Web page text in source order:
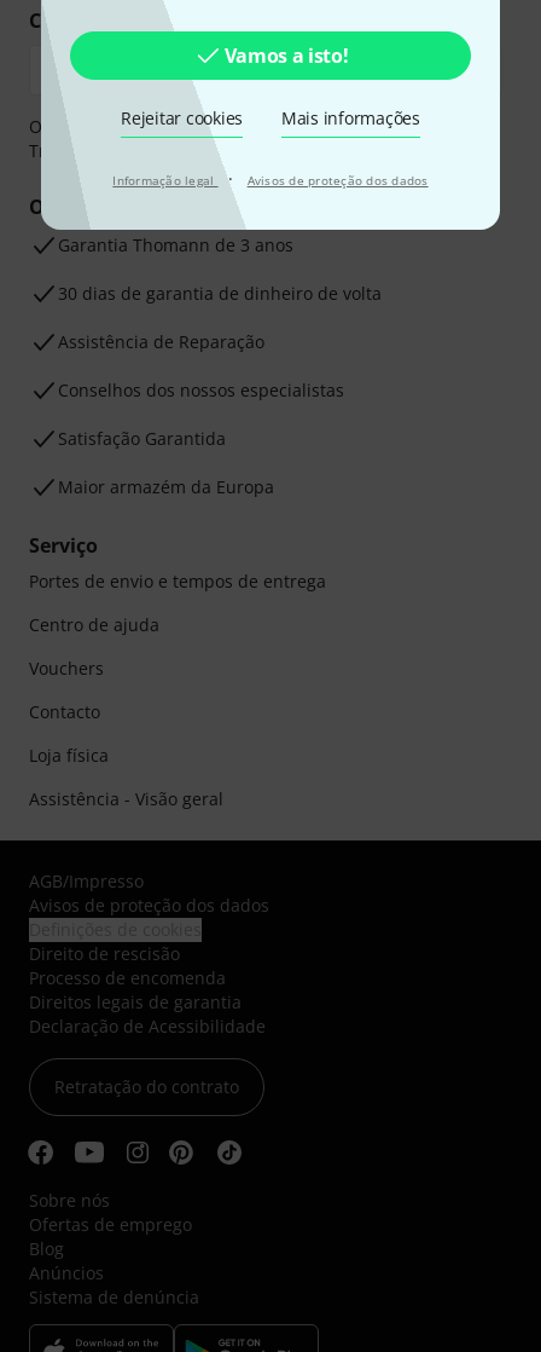
Vamos a isto!
Rejeitar cookies Mais informações
Informação legal · Avisos de proteção dos dados
Compre e pague em segurança
O pagamento pode ser feito de forma segura através de
Transferência bancária, PayPal ou Cartão de crédito.
Os seus benefícios
Garantia Thomann de 3 anos
30 dias de garantia de dinheiro de volta
Assistência de Reparação
Conselhos dos nossos especialistas
Satisfação Garantida
Maior armazém da Europa
Serviço
Portes de envio e tempos de entrega
Centro de ajuda
Vouchers
Contacto
Loja física
Assistência - Visão geral
AGB/Impresso
Avisos de proteção dos dados
Direito de rescisão
Processo de encomenda
Direitos legais de garantia
Declaração de Acessibilidade
Retratação do contrato
Sobre nós
Ofertas de emprego
Blog
Anúncios
Sistema de denúncia